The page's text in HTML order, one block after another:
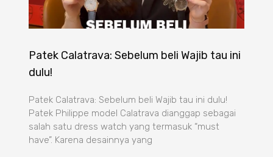
Patek Calatrava: Sebelum beli Wajib tau ini
dulu!
Patek Calatrava: Sebelum beli Wajib tau ini dulu!
Patek Philippe model Calatrava dianggap sebagai
salah satu dress watch yang termasuk “must
have”. Karena desainnya yang